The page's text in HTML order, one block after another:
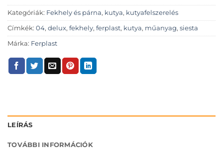
Kategóriák: Fekhely és párna, kutya, kutyafelszerelés
Címkék: 04, delux, fekhely, ferplast, kutya, műanyag, siesta
Márka: Ferplast
LEÍRÁS
TOVÁBBI INFORMÁCIÓK